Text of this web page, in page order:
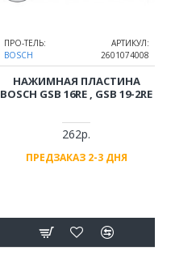
ПРО-ТЕЛЬ:
BOSCH
АРТИКУЛ:
2601074008
НАЖИМНАЯ ПЛАСТИНА
BOSCH GSB 16RE , GSB 19-2RE
262р.
ПРЕДЗАКАЗ 2-3 ДНЯ